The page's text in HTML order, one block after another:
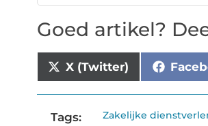
Goed artikel?
X (Twitter)
Tags: Zakelijke